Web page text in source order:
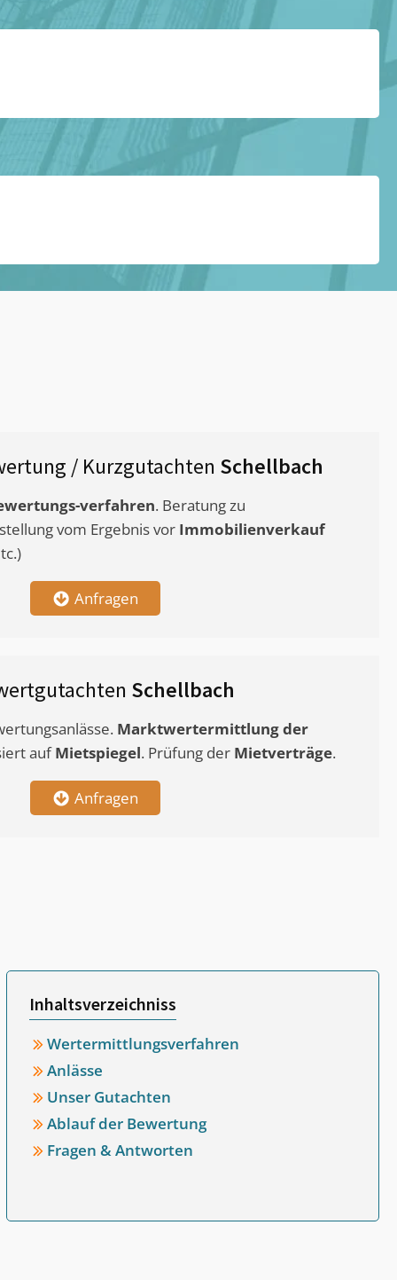
/ Kurzgutachten Schellbach
verfahren. Beratung zu
vom Ergebnis vor Immobilienverkauf
Anfragen
Schellbach
Marktwertermittlungder
aufMietspiegel. Prüfung der Mietverträge.
Anfragen
Inhaltsverzeichniss
Wertermittlungsverfahren
Anlässe
Unser Gutachten
Ablauf der Bewertung
Fragen & Antworten